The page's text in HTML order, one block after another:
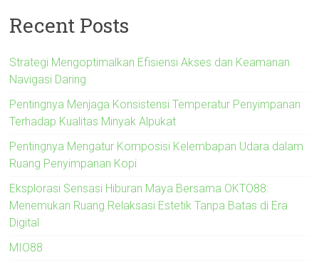
Recent Posts
Strategi Mengoptimalkan Efisiensi Akses dan Keamanan
Navigasi Daring
Pentingnya Menjaga Konsistensi Temperatur Penyimpanan
Terhadap Kualitas Minyak Alpukat
Pentingnya Mengatur Komposisi Kelembapan Udara dalam
Ruang Penyimpanan Kopi
Eksplorasi Sensasi Hiburan Maya Bersama OKTO88:
Menemukan Ruang Relaksasi Estetik Tanpa Batas di Era
Digital
MIO88